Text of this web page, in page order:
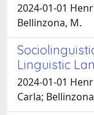
2024-01-01
Bellinzona, M.
Linguistic
2024-01-01
Carla;